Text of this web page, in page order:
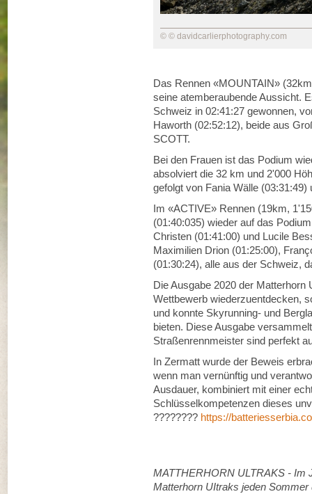
© © davidcarlierphotography.com
Das Rennen «MOUNTAIN»
seine atemberaubende Aussicht.
Schweiz in 02:41:27 gewonnen,
Haworth (02:52:12), beide aus
SCOTT.
Bei den Frauen ist das Podium
absolviert die 32 km und 2'000
gefolgt von Fania Wälle
Im «ACTIVE» Rennen (19km,
(01:40:035) wieder auf das
Christen (01:41:00) und Lucile
Maximilien Drion (01:25:00),
(01:30:24), alle aus der Schweiz,
Die Ausgabe 2020 der
Wettbewerb wiederzuentdecken,
und konnte Skyrunning- und
bieten. Diese Ausgabe
Straßenrennmeister sind perfekt
In Zermatt wurde der Beweis
wenn man vernünftig und
Ausdauer, kombiniert mit einer
Schlüsselkompetenzen dieses
???????? https://
MATTHERHORN ULTRAKS - Im
Matterhorn UItraks jeden